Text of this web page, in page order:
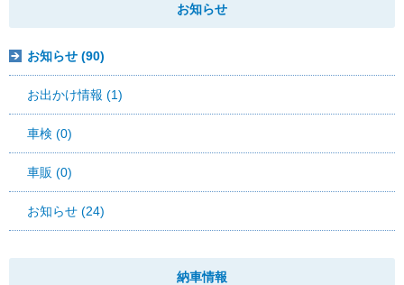
お知らせ
お知らせ (90)
お出かけ情報 (1)
車検 (0)
車販 (0)
お知らせ (24)
納車情報